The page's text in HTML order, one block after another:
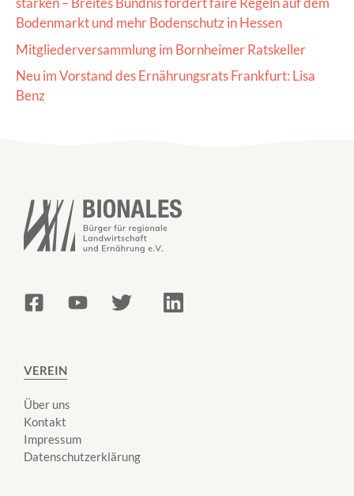
Bodenmarkt und mehr Bodenschutz in Hessen
Mitgliederversammlung im Bornheimer Ratskeller
Neu im Vorstand des Ernährungsrats Frankfurt: Lisa
Benz
VEREIN
Über uns
Kontakt
Impressum
Datenschutzerklärung